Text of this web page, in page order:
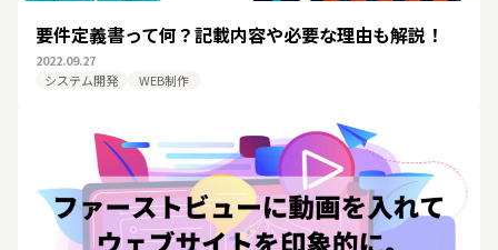
要件定義書って何？記載内容や必要な理由も解説！
2022.09.27
システム開発
WEB制作